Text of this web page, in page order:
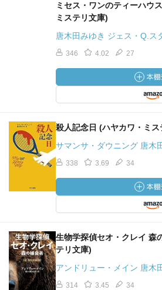
ミセス・ワンのティーハウ
ミステリ文庫)
唐木田みゆき ジェス・Q.ス
346 4.02 27
殺人記念日 (ハヤカワ・ミス
サマンサ・ダウニング 唐木
338 3.69 34
生物学探偵セオ・クレイ 森
テリ文庫)
アンドリュー・メイン 唐木
314 3.45 34